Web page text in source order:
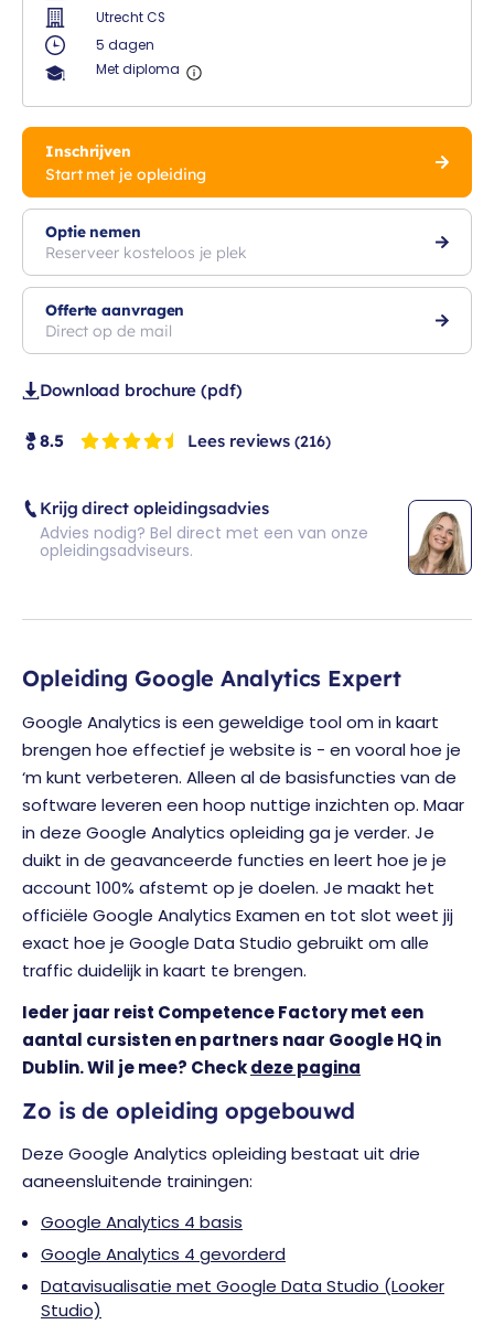
Opleiding Google Analytics Expert
Google Analytics is een geweldige tool om in kaart
brengen hoe effectief je website is - en vooral hoe je
‘m kunt verbeteren. Alleen al de basisfuncties van de
software leveren een hoop nuttige inzichten op. Maar
in deze Google Analytics opleiding ga je verder. Je
duikt in de geavanceerde functies en leert hoe je je
account 100% afstemt op je doelen. Je maakt het
officiële Google Analytics Examen en tot slot weet jij
exact hoe je Google Data Studio gebruikt om alle
traffic duidelijk in kaart te brengen.
Ieder jaar reist Competence Factory met een
aantal cursisten en partners naar Google HQ in
Dublin. Wil je mee? Checkdeze pagina
Zo is de opleiding opgebouwd
Deze Google Analytics opleiding bestaat uit drie
aaneensluitende trainingen:
Google Analytics 4 basis
Google Analytics 4 gevorderd
Datavisualisatie met Google Data Studio (Looker
Studio)
Utrecht CS
5 dagen
Met diploma
Inschrijven
Start met je opleiding
Optie nemen
Reserveer kosteloos je plek
Offerte aanvragen
Direct op de mail
Download brochure (pdf)
8.5 Lees reviews (216)
Krijg direct opleidingsadvies
Advies nodig? Bel direct met een van onze
opleidingsadviseurs.